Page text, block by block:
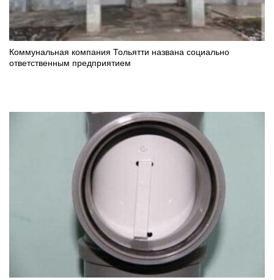
Коммунальная компания Тольятти названа социально
ответственным предприятием